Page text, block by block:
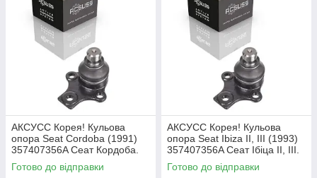
AКСУСС Корея! Кульова
опора Seat Cordoba (1991)
357407356A Сеат Кордоба.
Aксусс Корея - Оригинал!
Готово до відправки
AКСУСС Корея! Кульова
опора Seat Ibiza II, III (1993)
357407356A Сеат Ібіца II, III.
Aксусс Корея - Оригинал!
Готово до відправки